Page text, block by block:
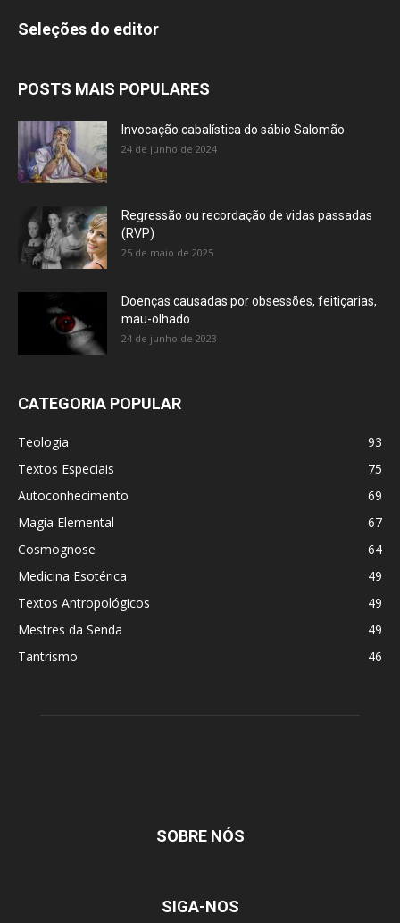
Seleções do editor
POSTS MAIS POPULARES
Invocação cabalística do sábio Salomão
24 de junho de 2024
Regressão ou recordação de vidas passadas
(RVP)
25 de maio de 2025
Doenças causadas por obsessões, feitiçarias,
mau-olhado
24 de junho de 2023
CATEGORIA POPULAR
Teologia
93
Textos Especiais
75
Autoconhecimento
69
Magia Elemental
67
Cosmognose
64
Medicina Esotérica
49
Textos Antropológicos
49
Mestres da Senda
49
Tantrismo
46
SOBRE NÓS
SIGA-NOS